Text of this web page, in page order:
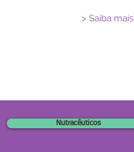
> Saiba mais
Nutracêuticos